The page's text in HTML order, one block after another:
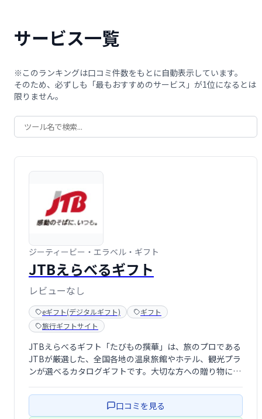
サービス一覧
※このランキングは口コミ件数をもとに自動表示しています。
そのため、必ずしも「最もおすすめのサービス」が1位になるとは
限りません。
ジーティービー・エラベル・ギフト
JTBえらべるギフト
レビューなし
eギフト(デジタルギフト)
ギフト
旅行ギフトサイト
JTBえらべるギフト「たびもの撰華」は、旅のプロである
JTBが厳選した、全国各地の温泉旅館やホテル、観光プラ
ンが選べるカタログギフトです。大切な方への贈り物に、
択肢の中から、贈る相手やシーンに合わせた最適なプラン
口コミを見る